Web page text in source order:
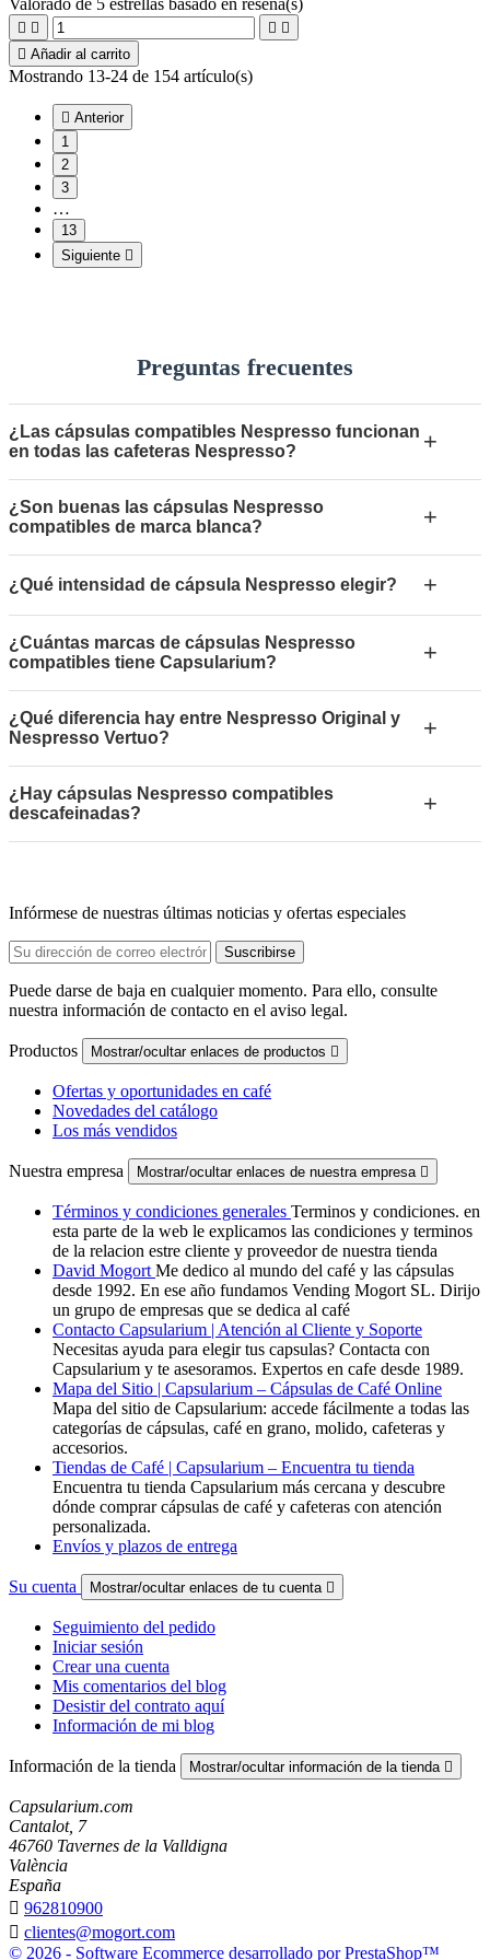
Valorado de 5 estrellas basado en reseña(s)
   
 Añadir al carrito
Mostrando 13-24 de 154 artículo(s)
 Anterior
1
2
3
…
13
Siguiente 
Preguntas frecuentes
¿Las cápsulas compatibles Nespresso funcionan
en todas las cafeteras Nespresso?
+
¿Son buenas las cápsulas Nespresso
compatibles de marca blanca?
+
¿Qué intensidad de cápsula Nespresso elegir? +
¿Cuántas marcas de cápsulas Nespresso
compatibles tiene Capsularium?
+
¿Qué diferencia hay entre Nespresso Original y
Nespresso Vertuo?
+
¿Hay cápsulas Nespresso compatibles
descafeinadas?
+
Infórmese de nuestras últimas noticias y ofertas especiales
Puede darse de baja en cualquier momento. Para ello, consulte
nuestra información de contacto en el aviso legal.
Productos Mostrar/ocultar enlaces de productos 
Ofertas y oportunidades en café
Novedades del catálogo
Los más vendidos
Nuestra empresa Mostrar/ocultar enlaces de nuestra empresa 
Términos y condiciones generales Terminos y condiciones. en
esta parte de la web le explicamos las condiciones y terminos
de la relacion estre cliente y proveedor de nuestra tienda
David Mogort Me dedico al mundo del café y las cápsulas
desde 1992. En ese año fundamos Vending Mogort SL. Dirijo
un grupo de empresas que se dedica al café
Contacto Capsularium | Atención al Cliente y Soporte
Necesitas ayuda para elegir tus capsulas? Contacta con
Capsularium y te asesoramos. Expertos en cafe desde 1989.
Mapa del Sitio | Capsularium – Cápsulas de Café Online
Mapa del sitio de Capsularium: accede fácilmente a todas las
categorías de cápsulas, café en grano, molido, cafeteras y
accesorios.
Tiendas de Café | Capsularium – Encuentra tu tienda
Encuentra tu tienda Capsularium más cercana y descubre
dónde comprar cápsulas de café y cafeteras con atención
personalizada.
Envíos y plazos de entrega
Su cuenta Mostrar/ocultar enlaces de tu cuenta 
Seguimiento del pedido
Iniciar sesión
Crear una cuenta
Mis comentarios del blog
Desistir del contrato aquí
Información de mi blog
Información de la tienda Mostrar/ocultar información de la tienda 
Capsularium.com
Cantalot, 7
46760 Tavernes de la Valldigna
València
España
 962810900
 clientes@mogort.com
© 2026 - Software Ecommerce desarrollado por PrestaShop™